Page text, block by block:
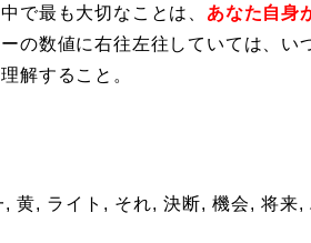
で最も大切なことは、 あなた自身
の数値に右往左往していては、い
解すること。